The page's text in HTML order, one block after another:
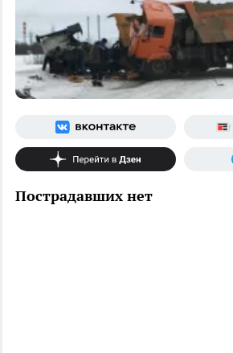
Пострадавших нет